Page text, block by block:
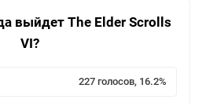
выйдет The Elder Scrolls
VI?
227 голосов, 16.2%